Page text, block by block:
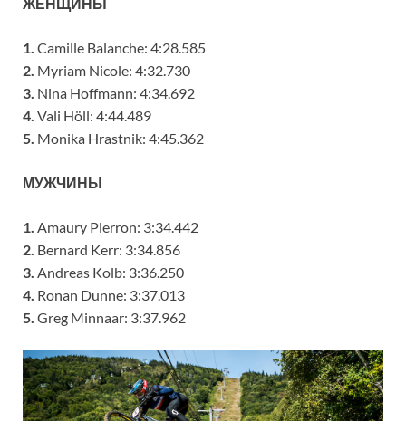
1. Camille Balanche: 4:28.585
2. Myriam Nicole: 4:32.730
3. Nina Hoffmann: 4:34.692
4. Vali Höll: 4:44.489
5. Monika Hrastnik: 4:45.362
МУЖЧИНЫ
1. Amaury Pierron: 3:34.442
2. Bernard Kerr: 3:34.856
3. Andreas Kolb: 3:36.250
4. Ronan Dunne: 3:37.013
5. Greg Minnaar: 3:37.962